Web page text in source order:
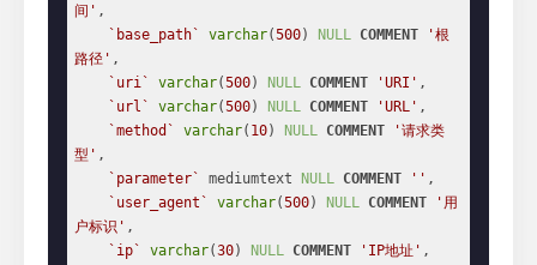
间' ,
`base_path`
varchar(500) NULL COMMENT
'根
路径' ,
`uri`
varchar(500) NULL COMMENT 'URI' ,
`url`
varchar(500) NULL COMMENT 'URL' ,
`method`
varchar( 10) NULL COMMENT
'请求类
型' ,
`parameter`
mediumtext NULL COMMENT '' ,
`user_agent`
varchar(500) NULL COMMENT
'用
户标识' ,
`ip`
varchar(30) NULL COMMENT 'IP地址' ,